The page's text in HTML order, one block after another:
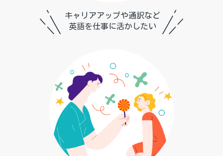
キャリアアップや通訳など
英語を仕事に活かしたい